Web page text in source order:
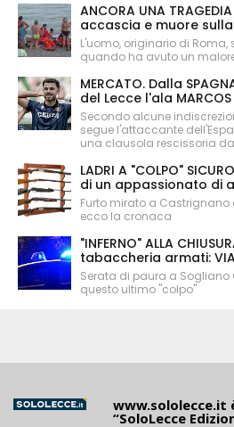
ANCORA UNA
accascia e muore sulla
L'uomo, originario di
quando ha avuto un
MERCATO. Dalla
del Lecce l'ala MARCOS
Secondo alcune
segue l'attaccante
una clausola rescissoria
LADRI A "COLPO"
di un appassionato di
Furto mirato a Castrignano
ecco la cronaca
"INFERNO" ALLA
tabaccheria armati: VIA
Serata di paura a Sogliano
questo ultimo "colpo"
www.sololecce.it
“SoloLecce